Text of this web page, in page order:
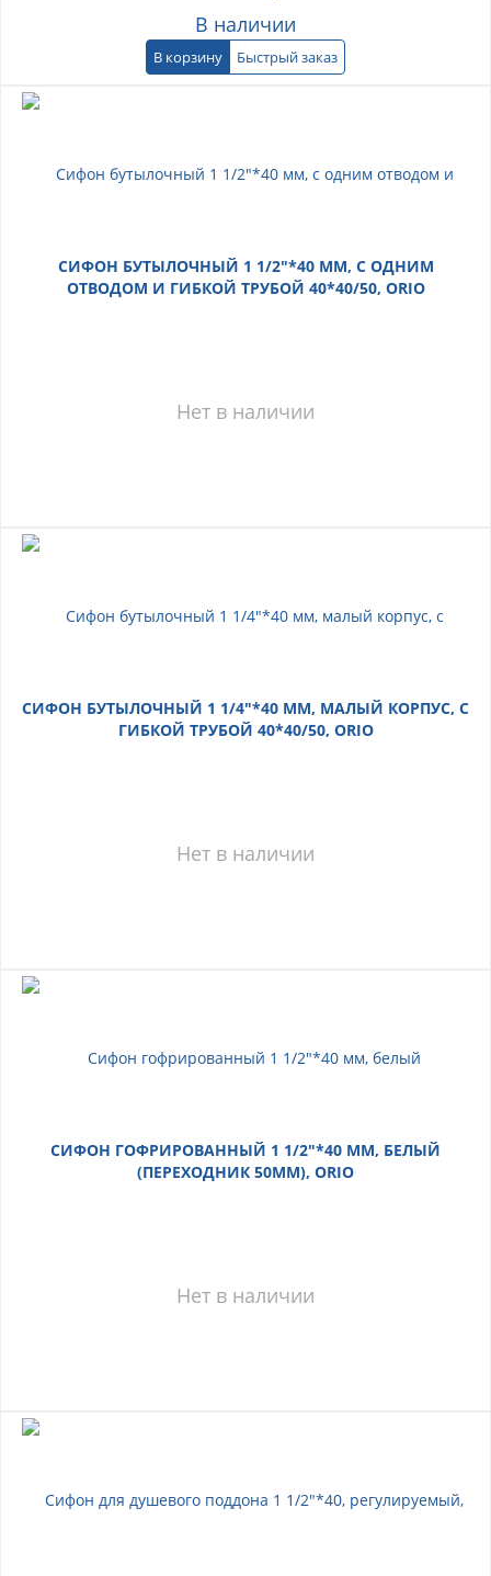
В наличии
В корзину Быстрый заказ
СИФОН БУТЫЛОЧНЫЙ 1 1/2"*40 ММ, С ОДНИМ
ОТВОДОМ И ГИБКОЙ ТРУБОЙ 40*40/50, ORIO
Нет в наличии
СИФОН БУТЫЛОЧНЫЙ 1 1/4"*40 ММ, МАЛЫЙ КОРПУС, С
ГИБКОЙ ТРУБОЙ 40*40/50, ORIO
Нет в наличии
СИФОН ГОФРИРОВАННЫЙ 1 1/2"*40 ММ, БЕЛЫЙ
(ПЕРЕХОДНИК 50ММ), ORIO
Нет в наличии